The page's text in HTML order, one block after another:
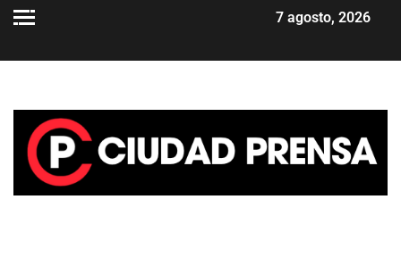
7 agosto, 2026